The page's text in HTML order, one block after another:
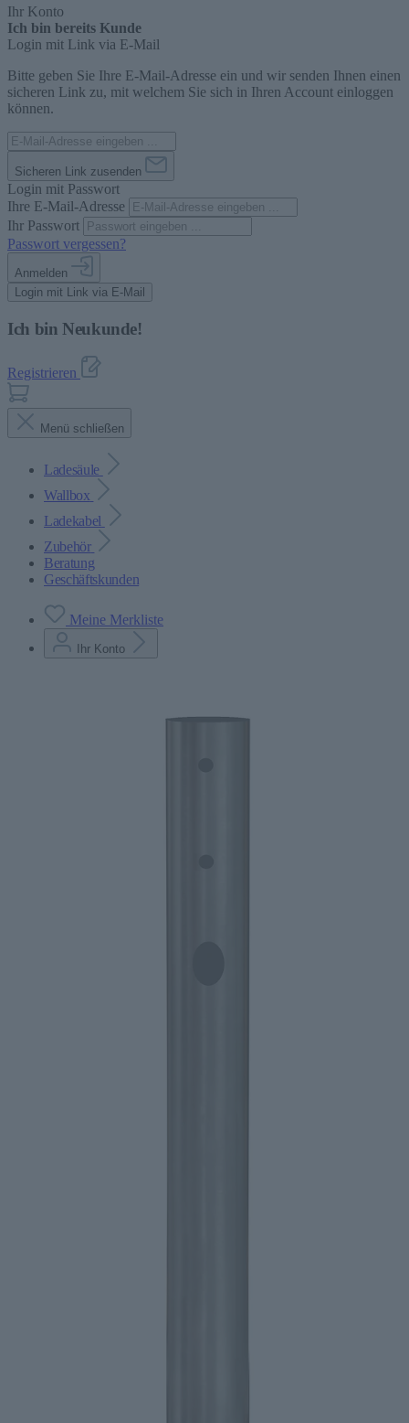
Ihr Konto
Ich bin bereits Kunde
Login mit Link via E-Mail
Bitte geben Sie Ihre E-Mail-Adresse ein und wir senden Ihnen einen
sicheren Link zu, mit welchem Sie sich in Ihren Account einloggen
können.
Sicheren Link zusenden
Login mit Passwort
Ihre E-Mail-Adresse
Ihr Passwort
Passwort vergessen?
Anmelden
Login mit Link via E-Mail
Ich bin Neukunde!
Registrieren
Menü schließen
Ladesäule
Wallbox
Ladekabel
Zubehör
Beratung
Geschäftskunden
Meine Merkliste
Ihr Konto